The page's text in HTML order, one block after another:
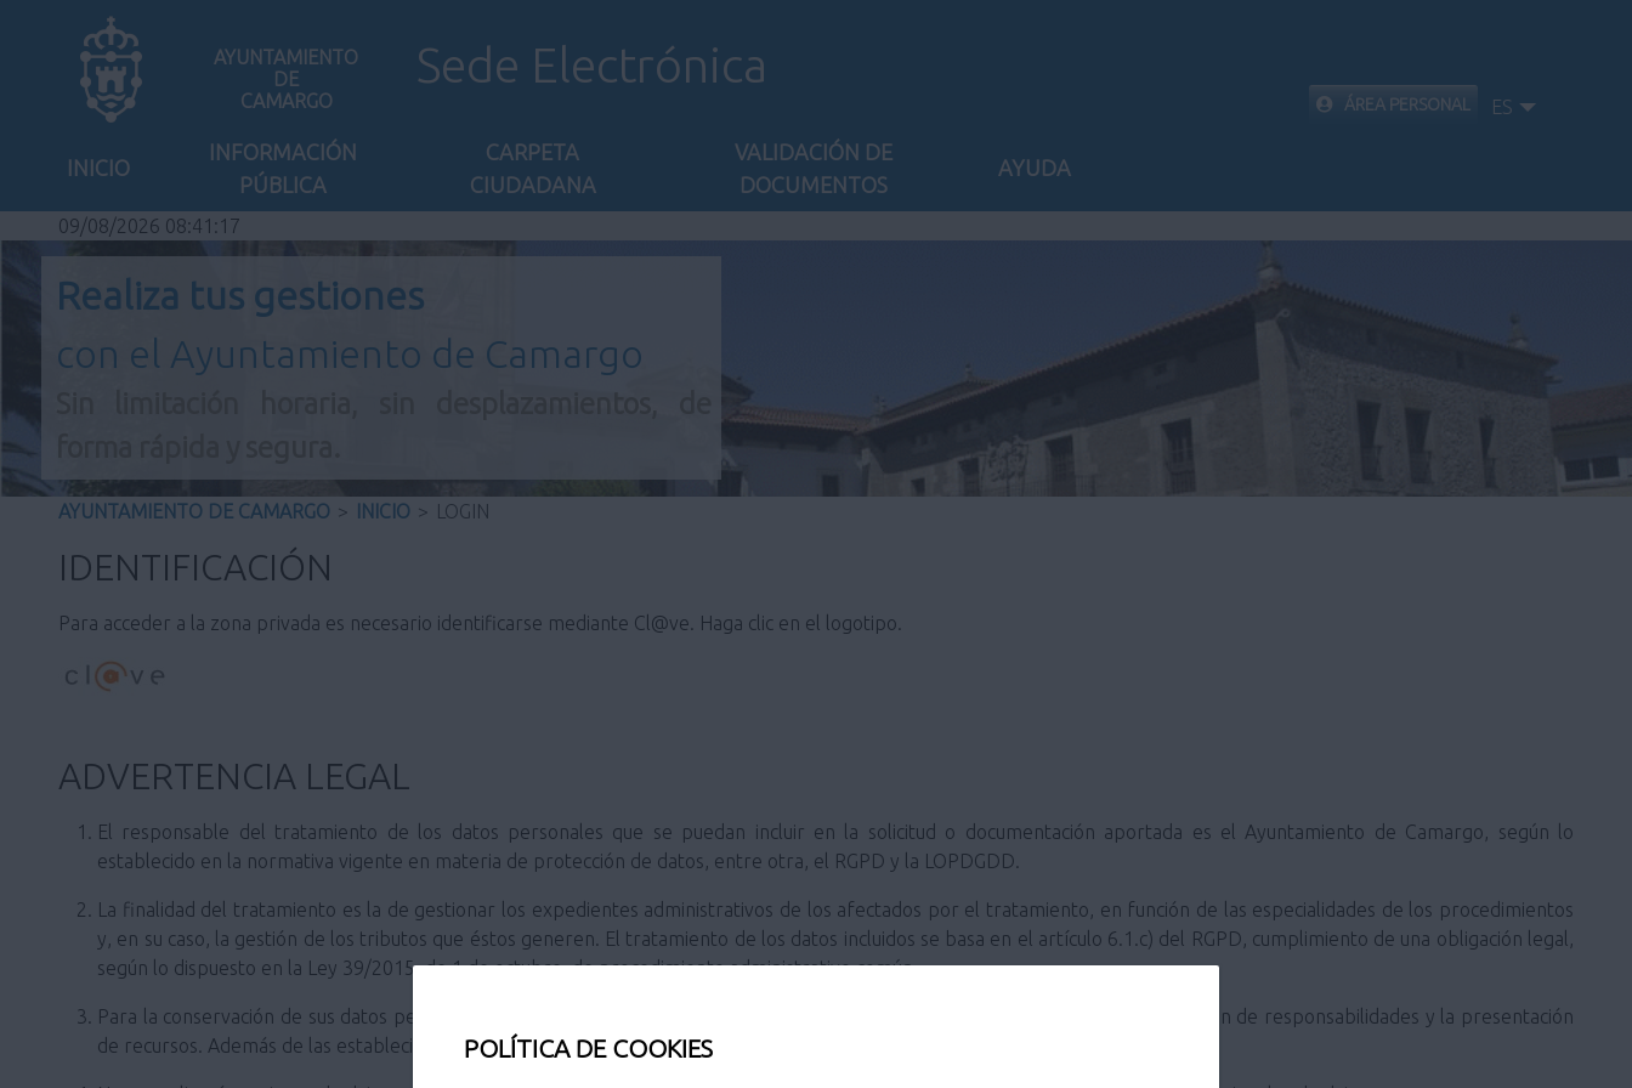
POLÍTICA DE COOKIES
AYUNTAMIENTO
DE
CAMARGO
Sede Electrónica
INICIO
INFORMACIÓN
PÚBLICA
CARPETA
CIUDADANA
VALIDACIÓN DE
DOCUMENTOS
AYUDA
ÁREA PERSONAL ES
09/08/2026 08:41:17
Realiza tus gestiones
con el Ayuntamiento de Camargo
AYUNTAMIENTO DE CAMARGO > INICIO > LOGIN
IDENTIFICACIÓN
Para acceder a la zona privada es necesario identificarse mediante Cl@ve. Haga clic en el logotipo.
ADVERTENCIA LEGAL
El responsable del tratamiento de los datos personales que se puedan incluir en la solicitud o documentación aportada es el Ayuntamiento de Camargo, según lo
establecido en la normativa vigente en materia de protección de datos, entre otra, el RGPD y la LOPDGDD.
La finalidad del tratamiento es la de gestionar los expedientes administrativos de los afectados por el tratamiento, en función de las especialidades de los procedimientos
y, en su caso, la gestión de los tributos que éstos generen. El tratamiento de los datos incluidos se basa en el artículo 6.1.c) del RGPD, cumplimiento de una obligación legal,
según lo dispuesto en la Ley 39/2015, de 1 de octubre, de procedimiento administrativo común.
Para la conservación de sus datos personales se tendrá en cuenta lo previsto por la legislación aplicable respecto a la prescripción de responsabilidades y la presentación
de recursos. Además de las establecidas para el archivo de documentos.